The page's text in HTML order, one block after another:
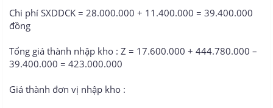
Chi phí SXDDCK = 28.000.000 + 11.400.000 = 39.400.000
đồng
Tổng giá thành nhập kho : Z = 17.600.000 + 444.780.000 –
39.400.000 = 423.000.000
Giá thành đơn vị nhập kho :